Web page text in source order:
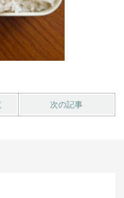
次の記事